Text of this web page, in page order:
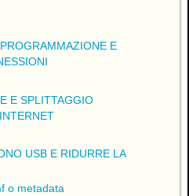
E
E SPLITTAGGIO
USB E RIDURRE LA
o metadata